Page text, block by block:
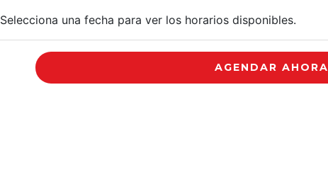
Selecciona una fecha para ver los horarios disponibles.
AGENDAR AHORA